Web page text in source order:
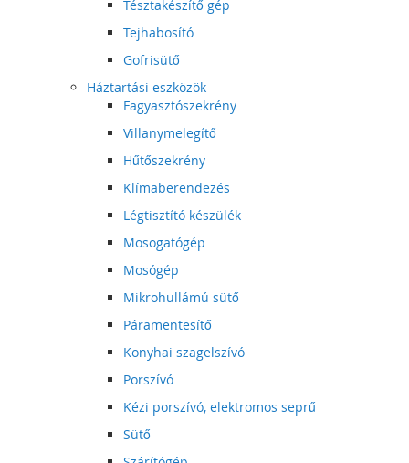
Tésztakészítő gép
Tejhabosító
Gofrisütő
Háztartási eszközök
Fagyasztószekrény
Villanymelegítő
Hűtőszekrény
Klímaberendezés
Légtisztító készülék
Mosogatógép
Mosógép
Mikrohullámú sütő
Páramentesítő
Konyhai szagelszívó
Porszívó
Kézi porszívó, elektromos seprű
Sütő